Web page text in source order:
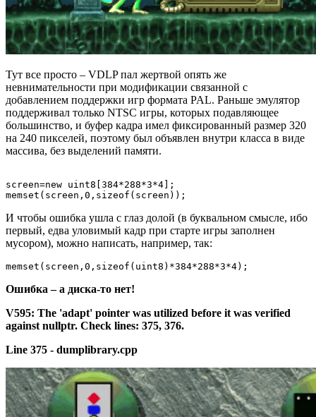
Тут все просто – VDLP пал жертвой опять же
невнимательности при модификации связанной с
добавлением поддержки игр формата PAL. Раньше эмулятор
поддерживал только NTSC игры, которых подавляющее
большинство, и буфер кадра имел фиксированный размер 320
на 240 пикселей, поэтому был объявлен внутри класса в виде
массива, без выделений памяти.
screen=new uint8[384*288*3*4];
memset(screen,0,sizeof(screen));
И чтобы ошибка ушла с глаз долой (в буквальном смысле, ибо
первый, едва уловимый кадр при старте игры заполнен
мусором), можно написать, например, так:
memset(screen,0,sizeof(uint8)*384*288*3*4);
Ошибка – а диска-то нет!
V595: The 'adapt' pointer was utilized before it was verified
against nullptr. Check lines: 375, 376.
Line 375 - dumplibrary.cpp